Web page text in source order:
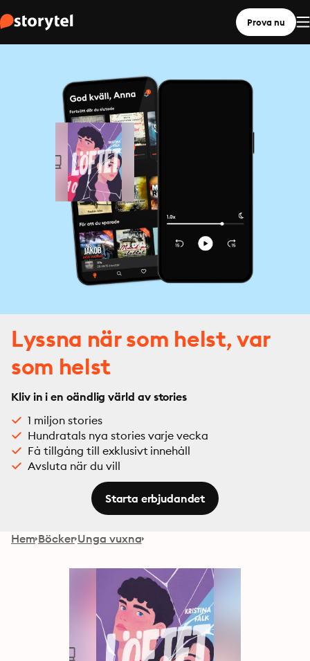
Prova nu
Lyssna när som helst, var
som helst
Kliv in i en oändlig värld av stories
1 miljon stories
Hundratals nya stories varje vecka
Få tillgång till exklusivt innehåll
Avsluta när du vill
Starta erbjudandet
Hem Böcker Unga vuxna